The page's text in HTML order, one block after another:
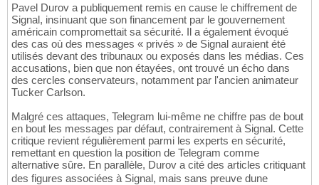
Pavel Durov a publiquement remis en cause le chiffrement de
Signal, insinuant que son financement par le gouvernement
américain compromettait sa sécurité. Il a également évoqué
des cas où des messages « privés » de Signal auraient été
utilisés devant des tribunaux ou exposés dans les médias. Ces
accusations, bien que non étayées, ont trouvé un écho dans
des cercles conservateurs, notamment par l'ancien animateur
Tucker Carlson.
Malgré ces attaques, Telegram lui-même ne chiffre pas de bout
en bout les messages par défaut, contrairement à Signal. Cette
critique revient régulièrement parmi les experts en sécurité,
remettant en question la position de Telegram comme
alternative sûre. En parallèle, Durov a cité des articles critiquant
des figures associées à Signal, mais sans preuve dune